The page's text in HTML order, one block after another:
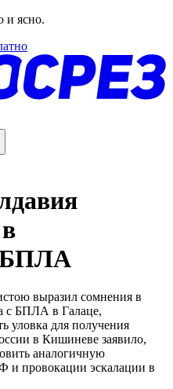
и ясно.
БПЛА
выразил сомнения в
с БПЛА в Галаце,
уловка для получения
в Кишиневе заявило,
аналогичную
и провокации эскалации в